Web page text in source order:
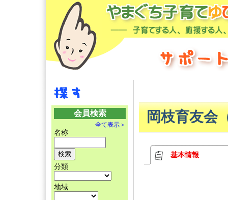
会員検索
全て表示＞
名称
分類
地域
岡枝育友会
基本情報